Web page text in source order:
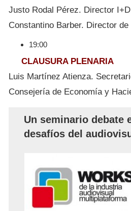
Justo Rodal Pérez. Director
Constantino Barber. Director
19:00
CLAUSURA PLENARIA
Luis Martínez Atienza.
Consejería de Economía y
Un seminario debate
desafíos del